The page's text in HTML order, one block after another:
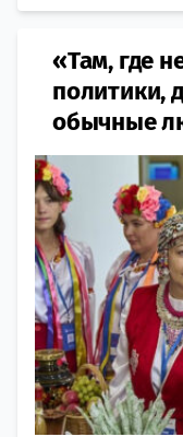
«Там, где
политики,
обычные